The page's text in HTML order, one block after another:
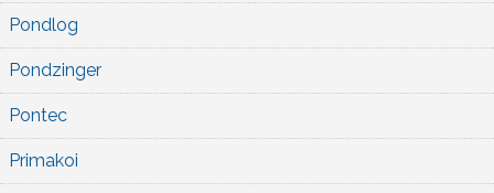
Pondlog
Pondzinger
Pontec
Primakoi